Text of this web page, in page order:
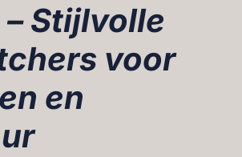
– Stijlvolle
voor
en